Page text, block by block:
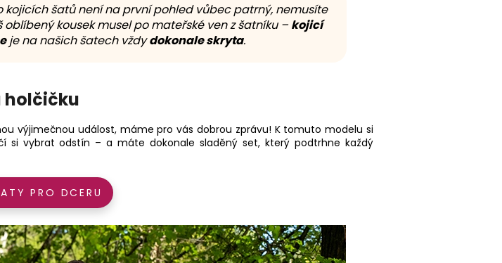
kojicích šatů není na první pohled vůbec patrný, nemusíte
oblíbený kousek musel po mateřské ven z šatníku – kojicí
je na našich šatech vždydokonale skryta.
holčičku
výjimečnou událost, máme pro vás dobrou zprávu! K tomuto modelu si
si vybrat odstín – a máte dokonale sladěný set, který podtrhne každý
PRO DCERU